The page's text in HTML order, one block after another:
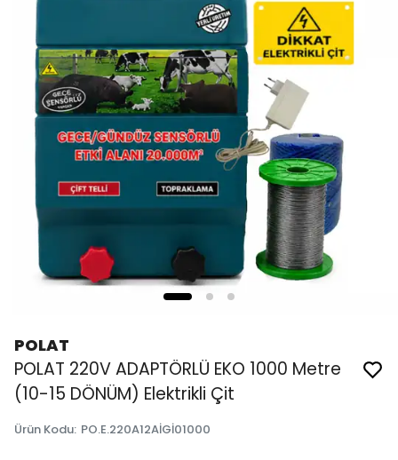
POLAT
POLAT 220V ADAPTÖRLÜ EKO 1000 Metre
(10-15 DÖNÜM) Elektrikli Çit
Ürün Kodu: PO.E.220A12AİGİ01000